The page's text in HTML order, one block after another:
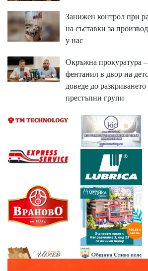
Занижен контрол при
на съставки за
у нас
Окръжна прокуратура
фентанил в двор на
доведе до разкриването
престъпни групи